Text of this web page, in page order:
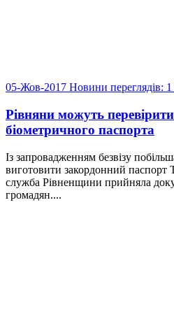
05-Жов-2017 Новини переглядів:
Рівняни можуть
біометричного паспорта
Із запровадженням безвізу
виготовити закордонний паспорт
служба Рівненщини прийняла
громадян....